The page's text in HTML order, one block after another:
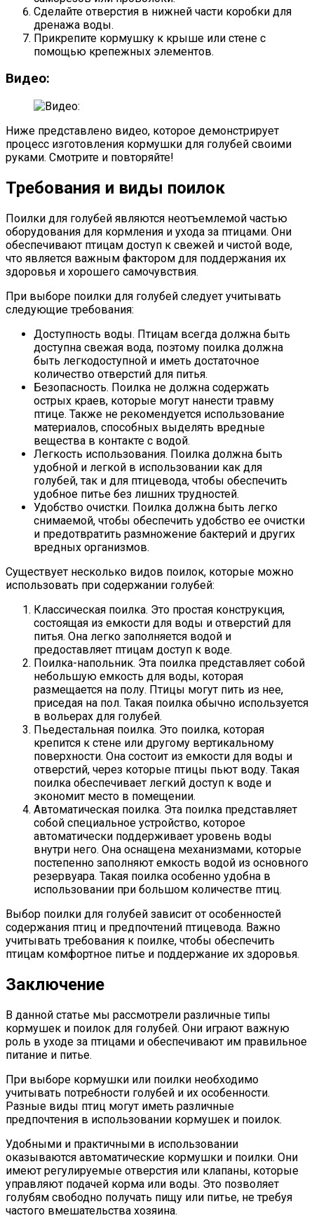
Сделайте отверстия в нижней части коробки для
дренажа воды.
Прикрепите кормушку к крыше или стене с
помощью крепежных элементов.
Видео:
Ниже представлено видео, которое демонстрирует
процесс изготовления кормушки для голубей своими
руками. Смотрите и повторяйте!
Требования и виды поилок
Поилки для голубей являются неотъемлемой частью
оборудования для кормления и ухода за птицами. Они
обеспечивают птицам доступ к свежей и чистой воде,
что является важным фактором для поддержания их
здоровья и хорошего самочувствия.
При выборе поилки для голубей следует учитывать
следующие требования:
Доступность воды. Птицам всегда должна быть
доступна свежая вода, поэтому поилка должна
быть легкодоступной и иметь достаточное
количество отверстий для питья.
Безопасность. Поилка не должна содержать
острых краев, которые могут нанести травму
птице. Также не рекомендуется использование
материалов, способных выделять вредные
вещества в контакте с водой.
Легкость использования. Поилка должна быть
удобной и легкой в использовании как для
голубей, так и для птицевода, чтобы обеспечить
удобное питье без лишних трудностей.
Удобство очистки. Поилка должна быть легко
снимаемой, чтобы обеспечить удобство ее очистки
и предотвратить размножение бактерий и других
вредных организмов.
Существует несколько видов поилок, которые можно
использовать при содержании голубей:
Классическая поилка. Это простая конструкция,
состоящая из емкости для воды и отверстий для
питья. Она легко заполняется водой и
предоставляет птицам доступ к воде.
Поилка-напольник. Эта поилка представляет собой
небольшую емкость для воды, которая
размещается на полу. Птицы могут пить из нее,
приседая на пол. Такая поилка обычно используется
в вольерах для голубей.
Пьедестальная поилка. Это поилка, которая
крепится к стене или другому вертикальному
поверхности. Она состоит из емкости для воды и
отверстий, через которые птицы пьют воду. Такая
поилка обеспечивает легкий доступ к воде и
экономит место в помещении.
Автоматическая поилка. Эта поилка представляет
собой специальное устройство, которое
автоматически поддерживает уровень воды
внутри него. Она оснащена механизмами, которые
постепенно заполняют емкость водой из основного
резервуара. Такая поилка особенно удобна в
использовании при большом количестве птиц.
Выбор поилки для голубей зависит от особенностей
содержания птиц и предпочтений птицевода. Важно
учитывать требования к поилке, чтобы обеспечить
птицам комфортное питье и поддержание их здоровья.
Заключение
В данной статье мы рассмотрели различные типы
кормушек и поилок для голубей. Они играют важную
роль в уходе за птицами и обеспечивают им правильное
питание и питье.
При выборе кормушки или поилки необходимо
учитывать потребности голубей и их особенности.
Разные виды птиц могут иметь различные
предпочтения в использовании кормушек и поилок.
Удобными и практичными в использовании
оказываются автоматические кормушки и поилки. Они
имеют регулируемые отверстия или клапаны, которые
управляют подачей корма или воды. Это позволяет
голубям свободно получать пищу или питье, не требуя
частого вмешательства хозяина.